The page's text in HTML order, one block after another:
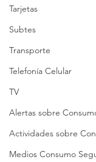
Tarjetas
Subtes
Transporte
Telefonía Celular
TV
Alertas sobre
Actividades sobre
Medios Consumo